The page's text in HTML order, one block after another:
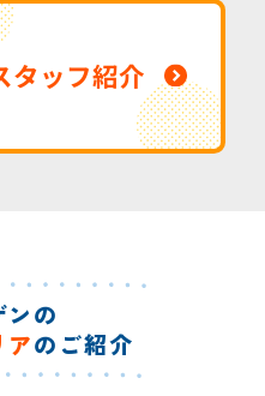
タッフ紹介
ンの
のご紹介